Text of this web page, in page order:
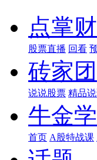
点掌
股票直播 回看
砖家团
说说股票 精品
牛金
首页 A股特战课